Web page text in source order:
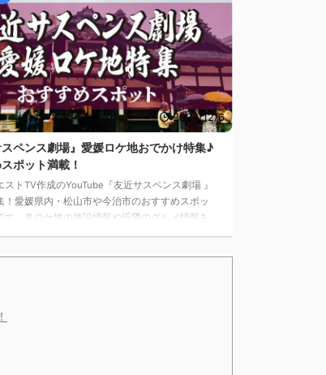
2024/12/6
スペンス劇場』愛媛ロケ地おでかけ特集♪
ポット満載！
ストTV作成のYouTube『友近サスペンス劇場 』
！愛媛県内・松山市や今治市のおすすめスポッ
す。各ロケ地の施設情報や近隣のグルメ情報を
た。